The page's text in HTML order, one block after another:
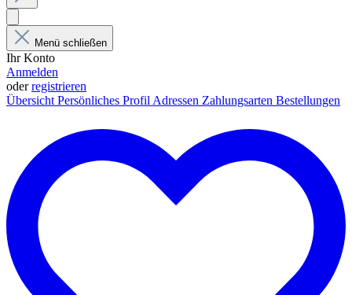
Menü schließen
Ihr Konto
Anmelden
oderregistrieren
Übersicht Persönliches Profil Adressen Zahlungsarten Bestellungen